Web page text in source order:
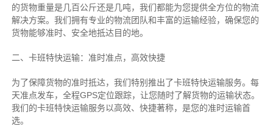
的货物重量是几百公斤还是几吨，我们都能为您提供全方位的物流
解决方案。我们拥有专业的物流团队和丰富的运输经验，确保您的
货物能够准时、安全地抵达目的地。
二、卡班特快运输：准时准点，高效快捷
为了保障货物的准时抵达，我们特别推出了卡班特快运输服务。每
天准点发车，全程GPS定位跟踪，让您随时了解货物的运输状态。
我们的卡班特快运输服务以高效、快捷著称，是您的准时运输首
选。